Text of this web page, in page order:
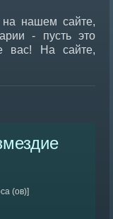
нашем сайте,
- пусть это
вас! На сайте,
(ов)]